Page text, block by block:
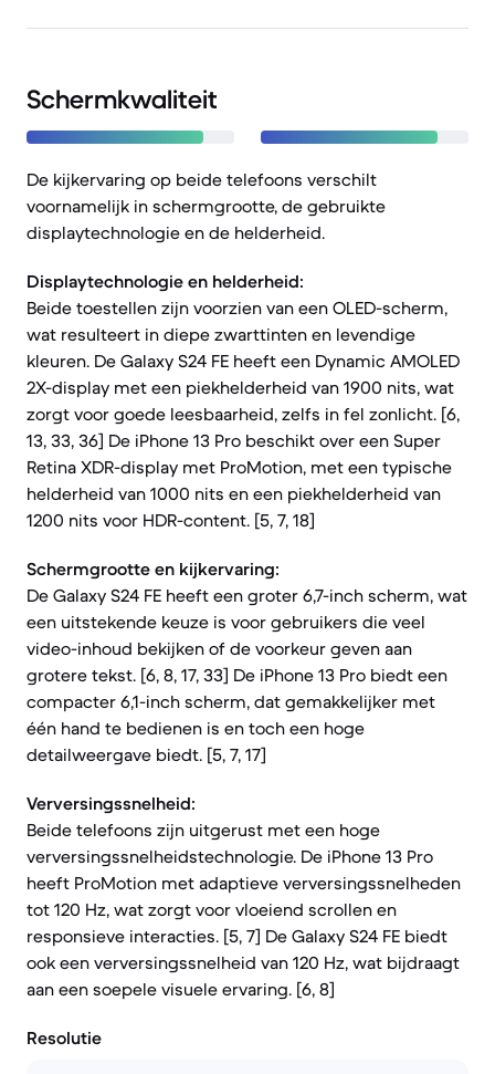
Schermkwaliteit
De kijkervaring op beide telefoons verschilt
voornamelijk in schermgrootte, de gebruikte
displaytechnologie en de helderheid.
Displaytechnologie en helderheid:
Beide toestellen zijn voorzien van een OLED-scherm,
wat resulteert in diepe zwarttinten en levendige
kleuren. De Galaxy S24 FE heeft een Dynamic AMOLED
2X-display met een piekhelderheid van 1900 nits, wat
zorgt voor goede leesbaarheid, zelfs in fel zonlicht. [6,
13, 33, 36] De iPhone 13 Pro beschikt over een Super
Retina XDR-display met ProMotion, met een typische
helderheid van 1000 nits en een piekhelderheid van
1200 nits voor HDR-content. [5, 7, 18]
Schermgrootte en kijkervaring:
De Galaxy S24 FE heeft een groter 6,7-inch scherm, wat
een uitstekende keuze is voor gebruikers die veel
video-inhoud bekijken of de voorkeur geven aan
grotere tekst. [6, 8, 17, 33] De iPhone 13 Pro biedt een
compacter 6,1-inch scherm, dat gemakkelijker met
één hand te bedienen is en toch een hoge
detailweergave biedt. [5, 7, 17]
Verversingssnelheid:
Beide telefoons zijn uitgerust met een hoge
verversingssnelheidstechnologie. De iPhone 13 Pro
heeft ProMotion met adaptieve verversingssnelheden
tot 120 Hz, wat zorgt voor vloeiend scrollen en
responsieve interacties. [5, 7] De Galaxy S24 FE biedt
ook een verversingssnelheid van 120 Hz, wat bijdraagt
aan een soepele visuele ervaring. [6, 8]
Resolutie